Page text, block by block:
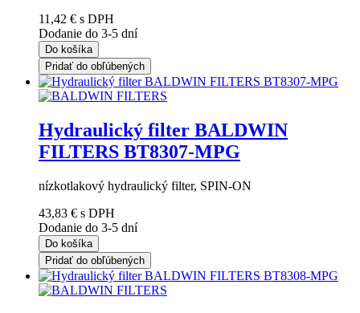
11,42 € s DPH
Dodanie do 3-5 dní
Do košíka
Pridať do obľúbených
Hydraulický filter BALDWIN
FILTERS BT8307-MPG
nízkotlakový hydraulický filter, SPIN-ON
43,83 € s DPH
Dodanie do 3-5 dní
Do košíka
Pridať do obľúbených